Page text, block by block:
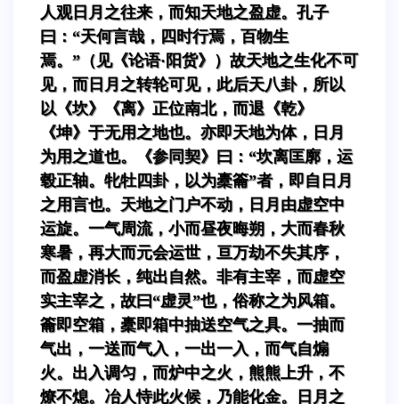
人观日月之往来，而知天地之盈虚。孔子
曰：“天何言哉，四时行焉，百物生
焉。”（见《论语·阳货》）故天地之生化不可
见，而日月之转轮可见，此后天八卦，所以
以《坎》《离》正位南北，而退《乾》
《坤》于无用之地也。亦即天地为体，日月
为用之道也。《参同契》曰：“坎离匡廓，运
毂正轴。牝牡四卦，以为橐籥”者，即自日月
之用言也。天地之门户不动，日月由虚空中
运旋。一气周流，小而昼夜晦朔，大而春秋
寒暑，再大而元会运世，亘万劫不失其序，
而盈虚消长，纯出自然。非有主宰，而虚空
实主宰之，故曰“虚灵”也，俗称之为风箱。
籥即空箱，橐即箱中抽送空气之具。一抽而
气出，一送而气入，一出一入，而气自煽
火。出入调匀，而炉中之火，熊熊上升，不
燎不熄。冶人恃此火候，乃能化金。日月之